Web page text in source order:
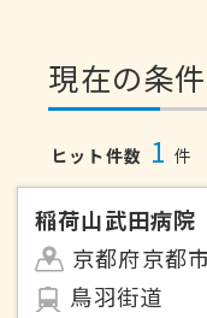
現在の条
ヒット件数 1 件
稲荷山武田病院
京都府京都
鳥羽街道